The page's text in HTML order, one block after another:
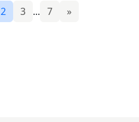
2 3 ... 7 »